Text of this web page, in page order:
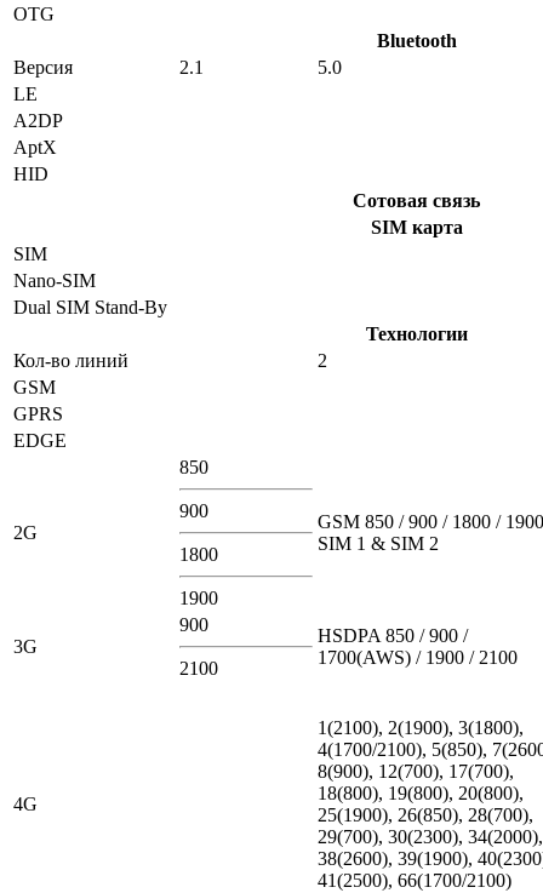
OTG
Bluetooth
Версия
2.1
5.0
LE
A2DP
AptX
HID
Сотовая связь
SIM карта
SIM
Nano-SIM
Dual SIM Stand-By
Технологии
Кол-во линий
2
GSM
GPRS
EDGE
2G
850
900
1800
1900
GSM 850 / 900 / 1800 /
SIM 1 & SIM 2
3G
900
2100
HSDPA 850 / 900 /
1700(AWS) / 1900 / 2100
4G
1(2100), 2(1900), 3(1800),
4(1700/2100), 5(850),
8(900), 12(700), 17(700),
18(800), 19(800), 20(800),
25(1900), 26(850), 28(700),
29(700), 30(2300), 34(2000),
38(2600), 39(1900),
41(2500), 66(1700/2100)